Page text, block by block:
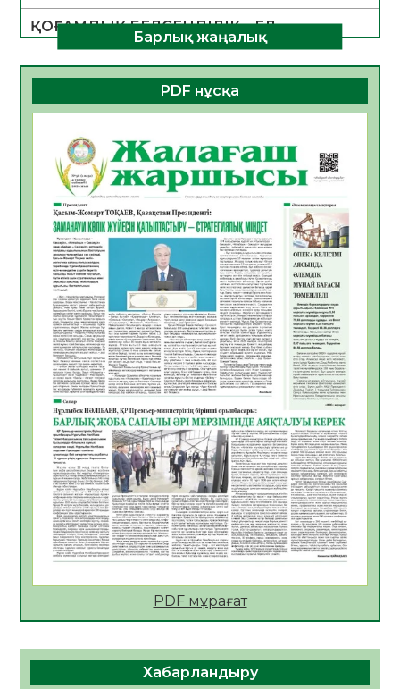
ҚОҒАМДЫҚ БЕЛСЕНДІЛІК – ЕЛ
ДАМУЫНЫҢ НЕГІЗІ
06.08.2026
54 0
ҚҰРЫЛТАЙ САЙЛАУЫ – БОЛАШАҚҚА
БАСТАР ЖАУАПТЫ ТАҢДАУ
06.08.2026
Инфекциялық ауруларға қарсы иммундау
жұмыстарының тиімділігі
06.08.2026
58
Көкжөтел ауруы туралы
06.08.2026
56
АПВ вакцинасы туралы мәлімет
06.08.2026
57
Open Air: Қызылорда облысы полиция
департаменті 20 мыңнан астам
көрерменнің қауіпсіздігін қамтамасыз етті
06.08.2026
67
ҚЫЗЫЛОРДАДА «САНАЛЫ ҰРПАҚ –
ЖАРҚЫН БОЛАШАҚ» АТТЫ КЕҢЕЙТІЛГЕН
МӘЖІЛІС ӨТТІ
05.08.2026
68
Қазақстан Орталық Азиядағы көшуге ең
азаматтың міндеті
Барлық жаңалық
PDF нұсқа
PDF мұрағат
Хабарландыру